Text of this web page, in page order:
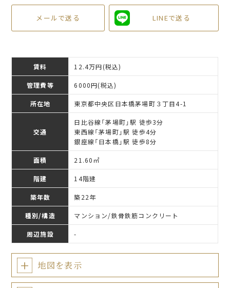
メールで送る LINEで送る
賃料 12.4万円(税込)
管理費等 6000円(税込)
所在地 東京都中央区日本橋茅場町３丁目4-1
交通
日比谷線「茅場町」駅 徒歩3分
東西線「茅場町」駅 徒歩4分
銀座線「日本橋」駅 徒歩8分
面積 21.60㎡
階建 14階建
築年数 築22年
種別/構造 マンション/鉄骨鉄筋コンクリート
周辺施設 -
地図を表示